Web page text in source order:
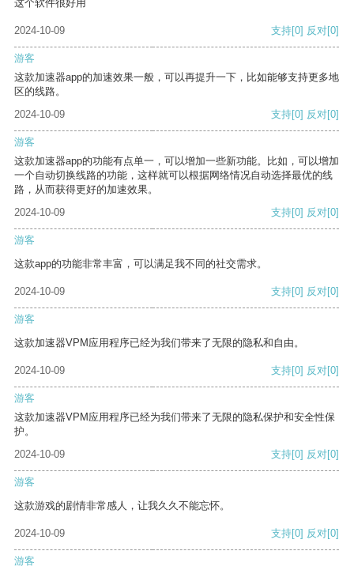
这个软件很好用
2024-10-09 支持[0] 反对[0]
游客
这款加速器app的加速效果一般，可以再提升一下，比如能够支持更多地
区的线路。
2024-10-09
支持[0] 反对[0]
游客
这款加速器app的功能有点单一，可以增加一些新功能。比如，可以增加
一个自动切换线路的功能，这样就可以根据网络情况自动选择最优的线
路，从而获得更好的加速效果。
2024-10-09
支持[0] 反对[0]
游客
这款app的功能非常丰富，可以满足我不同的社交需求。
2024-10-09 支持[0] 反对[0]
游客
这款加速器VPM应用程序已经为我们带来了无限的隐私和自由。
2024-10-09 支持[0] 反对[0]
游客
这款加速器VPM应用程序已经为我们带来了无限的隐私保护和安全性保
护。
2024-10-09
支持[0] 反对[0]
游客
这款游戏的剧情非常感人，让我久久不能忘怀。
2024-10-09 支持[0] 反对[0]
游客